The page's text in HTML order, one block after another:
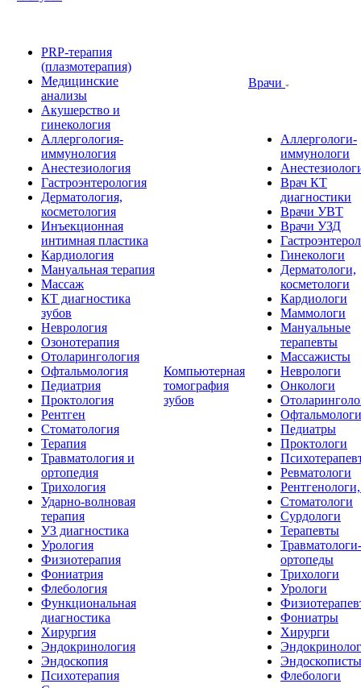
PRP-терапия
(плазмотерапия)
Медицинские
анализы
Акушерство и
гинекология
Аллергология-
иммунология
Анестезиология
Гастроэнтерология
Дерматология,
косметология
Инъекционная
интимная пластика
Кардиология
Мануальная терапия
Массаж
КТ диагностика
зубов
Неврология
Озонотерапия
Отоларингология
Офтальмология
Педиатрия
Проктология
Рентген
Стоматология
Терапия
Травматология и
ортопедия
Трихология
Ударно-волновая
терапия
УЗ диагностика
Урология
Физиотерапия
Фониатрия
Флебология
Функциональная
диагностика
Хирургия
Эндокринология
Эндоскопия
Психотерапия
Компьютерная
томография
зубов
Врачи
Аллергологи-
иммунологи
Врач КТ
диагностики
Врачи УВТ
Врачи УЗД
Гинекологи
Дерматологи,
косметологи
Кардиологи
Маммологи
Мануальные
терапевты
Массажисты
Неврологи
Онкологи
Офтальмологи
Педиатры
Проктологи
Ревматологи
Стоматологи
Сурдологи
Терапевты
Травматологи-
ортопеды
Трихологи
Урологи
Фониатры
Хирурги
Эндоскописты
Флебологи